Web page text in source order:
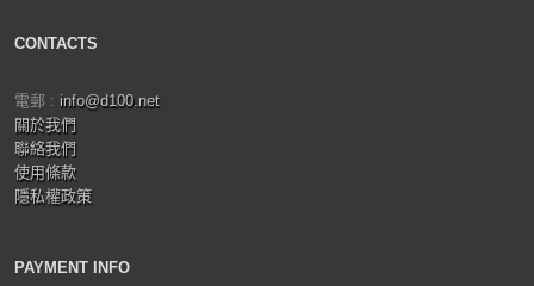
CONTACTS
電郵 : info@d100.net
關於我們
聯絡我們
使用條款
隱私權政策
PAYMENT INFO